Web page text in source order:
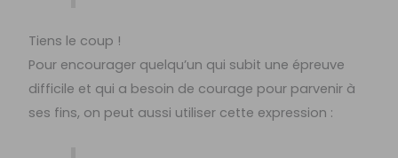
Tiens le coup !
Pour encourager quelqu’un qui subit une épreuve
difficile et qui a besoin de courage pour parvenir à
ses fins, on peut aussi utiliser cette expression :